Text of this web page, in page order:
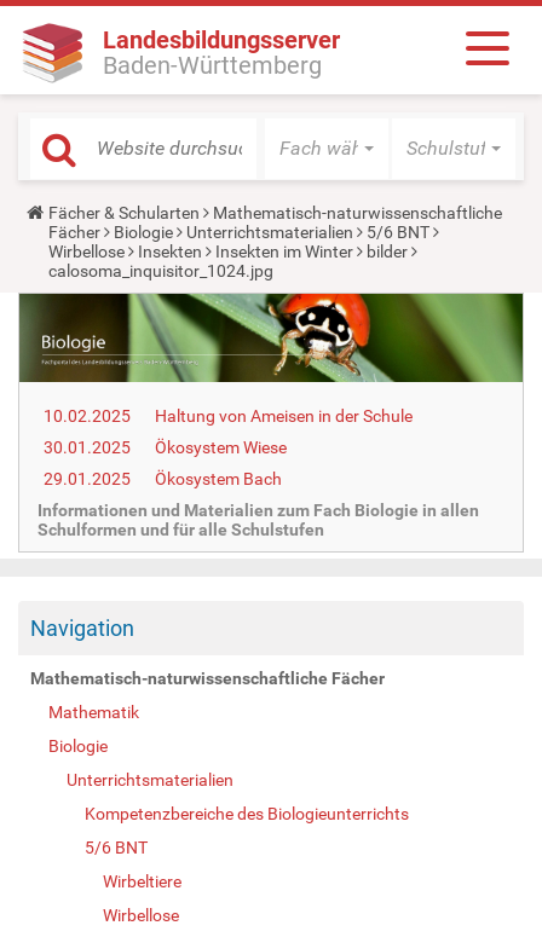
Landesbildungsserver
Baden-Württemberg
Fach wählen Schulstufe
Y
o
u
a
r
e
r
e
Fächer & Schularten
Mathematisch-naturwissenschaftliche
Fächer
Biologie Unterrichtsmaterialien
5/6 BNT
Wirbellose
Insekten Insekten im Winter
bilder
calosoma_inquisitor_1024.jpg
10.02.2025
Haltung von Ameisen in der Schule
30.01.2025
Ökosystem Wiese
29.01.2025
Ökosystem Bach
Informationen und Materialien zum Fach Biologie in allen
Schulformen und für alle Schulstufen
Navigation
Mathematisch-naturwissenschaftliche Fächer
Mathematik
Biologie
Unterrichtsmaterialien
Kompetenzbereiche des Biologieunterrichts
5/6 BNT
Wirbeltiere
Wirbellose